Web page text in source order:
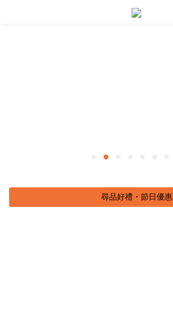
尋品好禮・節日優惠